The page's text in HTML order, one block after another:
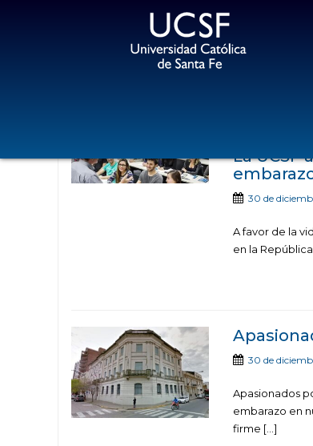
La
30 de
A favor de la
en la
30 de
Apasionados
embarazo en
firme […]